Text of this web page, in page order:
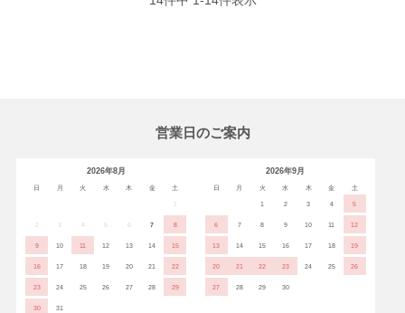
営業日のご案内
2026年8月
日 月 火 水 木 金 土
2 3 5 6 7 8
9 10 11 12 13 14 15
16 17 18 19 20 21 22
23 24 25 26 27 28 29
30 31
2026年9月
日 月 火 水 木 金 土
1 2 3 4 5
6 7 8 9 10 11 12
13 14 15 16 17 18 19
20 21 22 23 24 25 26
27 28 29 30